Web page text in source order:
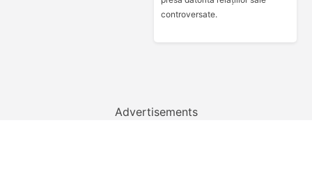
controversate.
Advertisements